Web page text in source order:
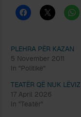
PLEHRA PËR KAZAN
5 November 2011
In "Politikë"
TEATËR QË NUK LËVIZ
17 April 2026
In "Teatër"